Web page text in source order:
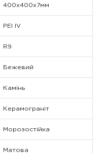
400x400x7мм
PEI IV
R9
Бежевий
Камінь
Керамограніт
Морозостійка
Матова